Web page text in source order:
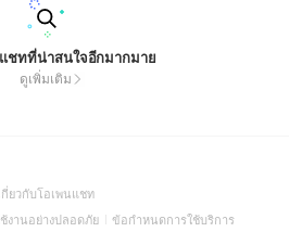
ชทที่น่าสนใจอีกมากมาย
ดูเพิ่มเติม
กี่ยวกับโอเพนแชท(Open
in
งานอย่างปลอดภัย(Open
ข้อกำหนดการใช้บริการ(Open